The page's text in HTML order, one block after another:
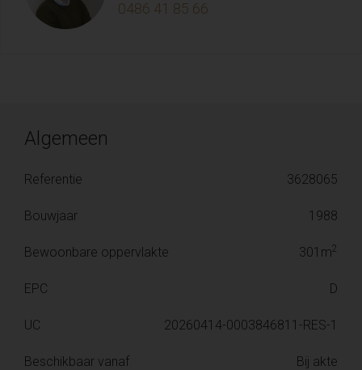
0486 41 85 66
Algemeen
Referentie 3628065
Bouwjaar 1988
Bewoonbare oppervlakte 301m2
EPC D
UC 20260414-0003846811-RES-1
Beschikbaar vanaf Bij akte